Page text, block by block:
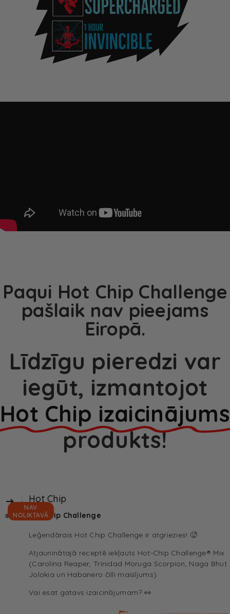
Paqui Hot Chip Challenge
pašlaik nav pieejams
Eiropā.
Līdzīgu pieredzi var
iegūt, izmantojot
Hot Chip izaicinājums
produkts!
NAV
NOLIKTAVĀ
Hot Chip
Hot Chip Challenge
Leģendārais Hot Chip Challenge ir atgriezies! 🥵
Atjauninātajā receptē iekļauts Hot-Chip Challenge® Mix
(Carolina Reaper, Trinidad Moruga Scorpion, Naga Bhut
Jolokia un Habanero čilli maisījums).
Vai esat gatavs izaicinājumam? 👀